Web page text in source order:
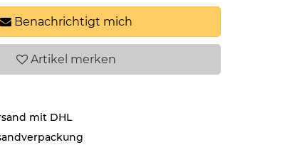
Benachrichtigt mich
Artikel merken
mit DHL